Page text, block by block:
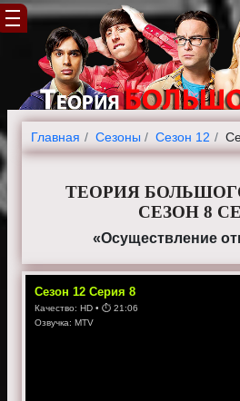
Главная Cезоны Сезон 12
ТЕОРИЯ
СЕЗОН 8
«Осуществление
Сезон 12 Серия 8
Качество: HD • ⏱ 21:06
Озвучка: MTV